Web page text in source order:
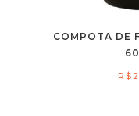
COMPOTA DE
R$